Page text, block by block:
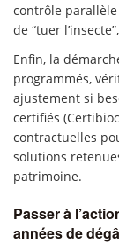
contrôle parallèle
de “tuer
Enfin, la
programmés,
ajustement si
certifiés
contractuelles
solutions
patrimoine.
Passer à
années de